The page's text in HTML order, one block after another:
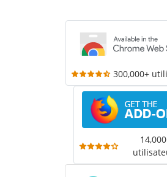
300,000+